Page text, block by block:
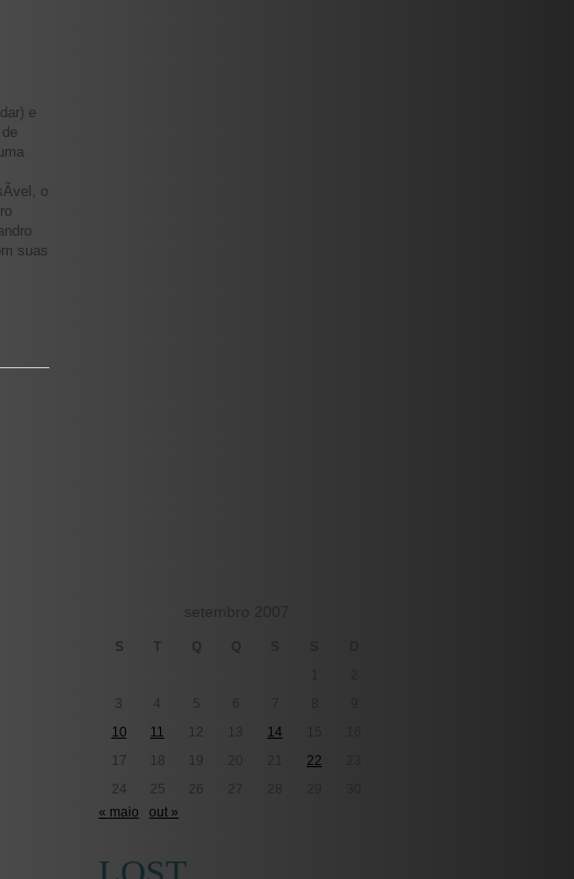
setembro 2007
S T Q
3
4 5
10
11 12 14
17
18 19 22
24
25 26
« maio
out »
e
o
suas